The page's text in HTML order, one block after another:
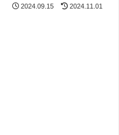
2024.09.15 2024.11.01